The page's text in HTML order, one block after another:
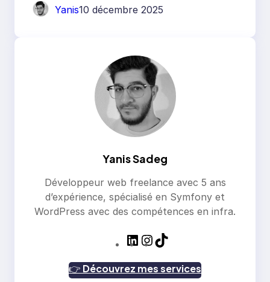
Yanis10 décembre 2025
Yanis Sadeg
Développeur web freelance avec 5 ans
d’expérience, spécialisé en Symfony et
WordPress avec des compétences en infra.
L
n
k
I
n
s
t
k
T
👉 Découvrez mes services